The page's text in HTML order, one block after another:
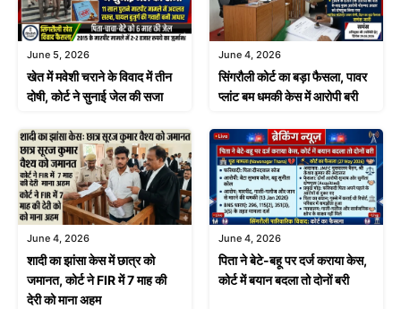
June 5, 2026
खेत में मवेशी चराने के विवाद में तीन
दोषी, कोर्ट ने सुनाई जेल की सजा
June 4, 2026
सिंगरौली कोर्ट का बड़ा फैसला, पावर
प्लांट बम धमकी केस में आरोपी बरी
June 4, 2026
शादी का झांसा केस में छात्र को
जमानत, कोर्ट ने FIR में 7 माह की
देरी को माना अहम
June 4, 2026
पिता ने बेटे-बहू पर दर्ज कराया केस,
कोर्ट में बयान बदला तो दोनों बरी